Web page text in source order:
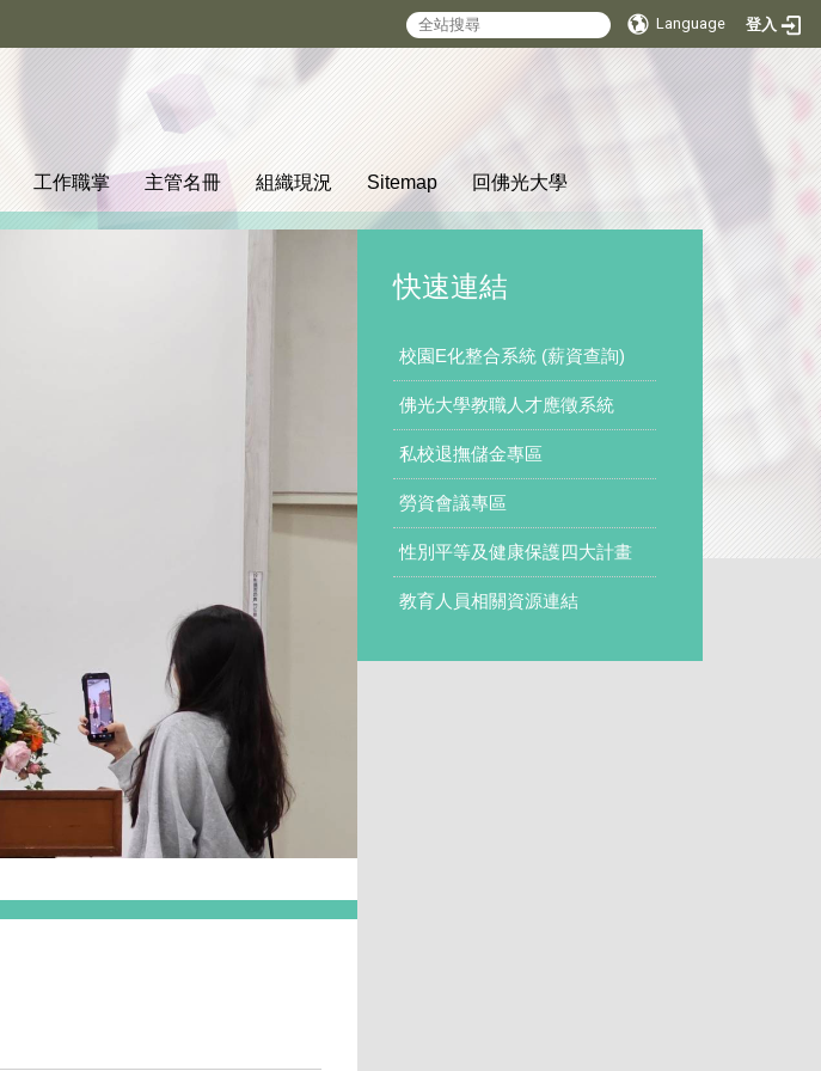
Language 登入
工作職掌 主管名冊 組織現況 Sitemap 回佛光大學
快速連結
校園E化整合系統 (薪資查詢)
佛光大學教職人才應徵系統
私校退撫儲金專區
勞資會議專區
性別平等及健康保護四大計畫
教育人員相關資源連結